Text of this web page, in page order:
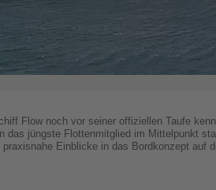
Flow noch vor seiner offiziellen Taufe
jüngste Flottenmitglied im Mittelpunkt
Einblicke in das Bordkonzept auf